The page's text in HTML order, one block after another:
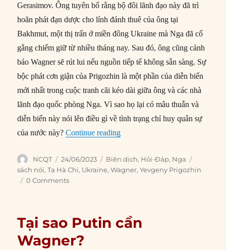
Gerasimov. Ông tuyên bố rằng bộ đôi lãnh đạo này đã trì
hoãn phát đạn dược cho lính đánh thuê của ông tại
Bakhmut, một thị trấn ở miền đông Ukraine mà Nga đã cố
gắng chiếm giữ từ nhiều tháng nay. Sau đó, ông cũng cảnh
báo Wagner sẽ rút lui nếu nguồn tiếp tế không sẵn sàng. Sự
bộc phát cơn giận của Prigozhin là một phần của diễn biến
mới nhất trong cuộc tranh cãi kéo dài giữa ông và các nhà
lãnh đạo quốc phòng Nga. Vì sao họ lại có mâu thuẫn và
diễn biến này nói lên điều gì về tình trạng chỉ huy quân sự
của nước này?Continue reading“Vì sao trùm Wagner lại mâu
Author
NCQT
Posted
on
24/06/2023 Categories
Biên dịch, Hỏi-Đáp, Nga
sách nói,Tạ Hà Chi, Ukraine,Wagner,Yevgeny Prigozhin
0 Comments
Tại sao Putin cần
Wagner?